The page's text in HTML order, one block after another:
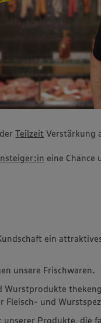
Teilzeit Verstärkung
eine
ein
unsere Frischwaren.
Wurstprodukte
Fleisch- und
unserer Produkte, die